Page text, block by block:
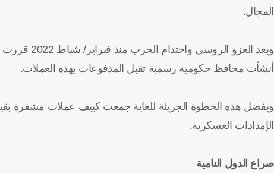
المجال.
وبعد
أنشأت محافظ حكومية رسمية تقبل المدفوعات بهذه العملات.
الإمدادات العسكرية.
صراع الدول النامية